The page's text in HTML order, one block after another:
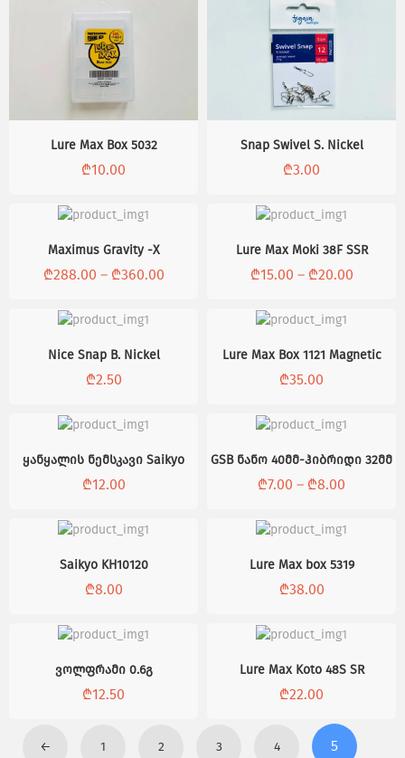
Lure Max Box 5032
₾10.00
Snap Swivel S. Nickel
₾3.00
Maximus Gravity -X
₾288.00 – ₾360.00
Lure Max Moki 38F SSR
₾15.00 – ₾20.00
Nice Snap B. Nickel
₾2.50
Lure Max Box 1121 Magnetic
₾35.00
ყანყალის ნემსკავი Saikyo
₾12.00
GSB ნანო 40მმ-ჰიბრიდი 32მმ
₾7.00 – ₾8.00
Saikyo KH10120
₾8.00
Lure Max box 5319
₾38.00
ვოლფრამი 0.6გ
₾12.50
Lure Max Koto 48S SR
₾22.00
← 1 2 3 4 5